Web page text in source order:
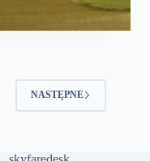
NASTĘPNE